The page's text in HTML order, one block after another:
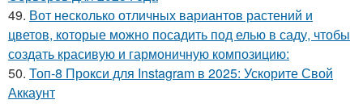
49. Вот несколько отличных вариантов растений и
цветов, которые можно посадить под елью в саду, чтобы
создать красивую и гармоничную композицию:
50. Топ-8 Прокси для Instagram в 2025: Ускорите Свой
Аккаунт